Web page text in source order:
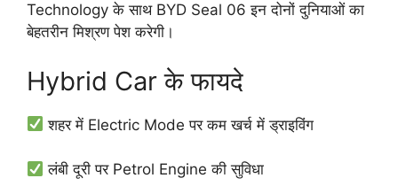
Technology के साथ BYD Seal 06 इन दोनों दुनियाओं का
बेहतरीन मिश्रण पेश करेगी।
Hybrid Car के फायदे
शहर में Electric Mode पर कम खर्च में ड्राइविंग
लंबी दूरी पर Petrol Engine की सुविधा